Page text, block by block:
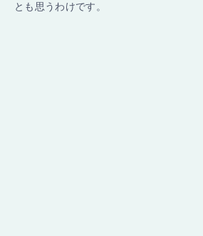
とも思うわけです。